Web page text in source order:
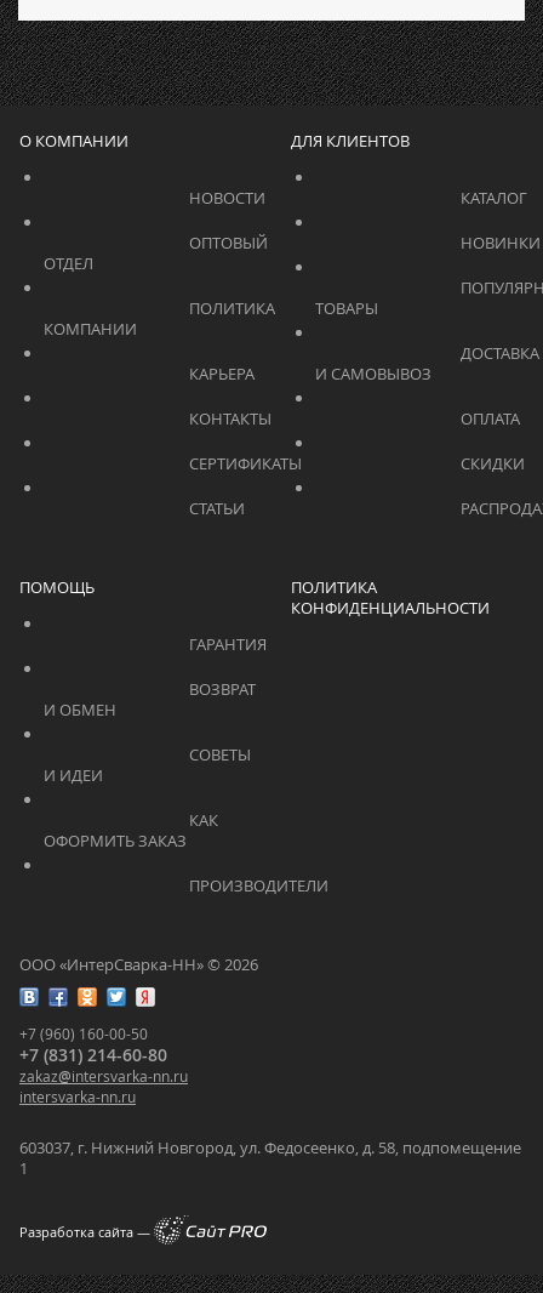
ООО «ИнтерСварка-НН» © 2026
+7 (960) 160-00-50
+7 (831) 214-60-80
zakaz@intersvarka-nn.ru
intersvarka-nn.ru
603037, г. Нижний Новгород, ул. Федосеенко, д. 58, подпомещение
1
Разработка сайта —
О КОМПАНИИ
			    		КАРЬЕРА
ДЛЯ КЛИЕНТОВ
ПОМОЩЬ
ПОЛИТИКА
КОНФИДЕНЦИАЛЬНОСТИ